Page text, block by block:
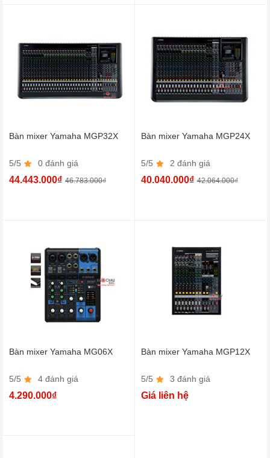
Bàn mixer Yamaha MGP32X
5/5 0 đánh giá
44.443.000₫ 46.783.000₫
Bàn mixer Yamaha MGP24X
5/5 2 đánh giá
40.040.000₫ 42.064.000₫
Bàn mixer Yamaha MG06X
5/5 4 đánh giá
4.290.000₫
Bàn mixer Yamaha MGP12X
5/5 3 đánh giá
Giá liên hệ